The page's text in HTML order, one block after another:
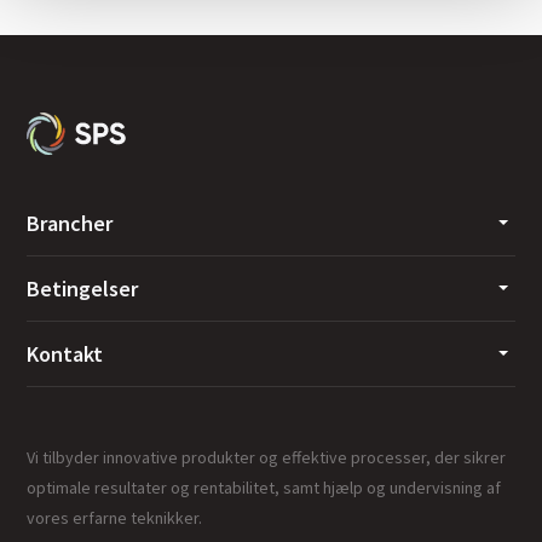
Brancher
Betingelser
Kontakt
Vi tilbyder innovative produkter og effektive processer, der sikrer
optimale resultater og rentabilitet, samt hjælp og undervisning af
vores erfarne teknikker.